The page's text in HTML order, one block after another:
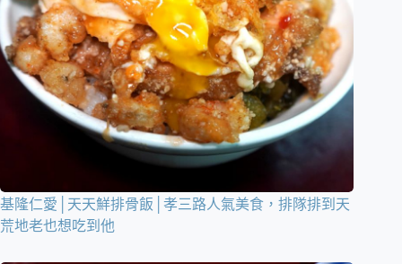
基隆仁愛│天天鮮排骨飯│孝三路人氣美食，排隊排到天
荒地老也想吃到他